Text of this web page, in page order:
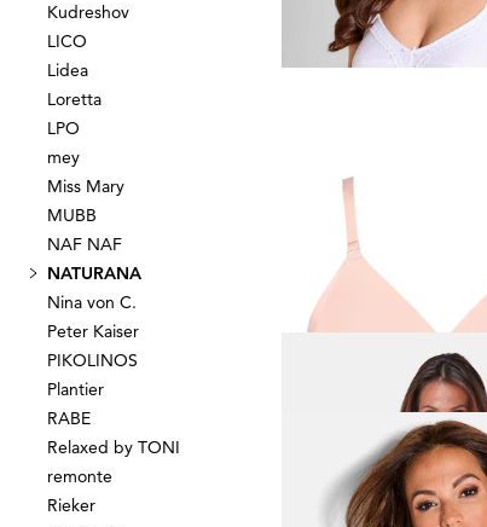
Kudreshov
LICO
Lidea
Loretta
LPO
mey
Miss Mary
MUBB
NAF NAF
NATURANA
Nina von C.
Peter Kaiser
PIKOLINOS
Plantier
RABE
Relaxed by TONI
remonte
Rieker
Laagste prijs van de afgelopen
47,96 € (-12%)
39,95 €
Laagste prijs van de afgelopen
27,97 €
NATURANA
Vormgevende body
48,97 €69,95 €